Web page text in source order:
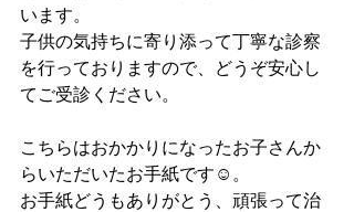
います。
子供の気持ちに寄り添って丁寧な診察
を行っておりますので、どうぞ安心し
てご受診ください。
こちらはおかかりになったお子さんか
らいただいたお手紙です☺。
お手紙どうもありがとう、頑張って治